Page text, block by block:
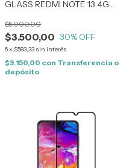
GLASS REDMI NOTE 13 4G
$3.500,00
$5.000,00
30% OFF
6x $583,33 sin interés
$3.150,00 con Transferencia o
depósito